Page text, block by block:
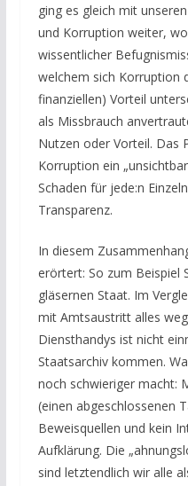
ging es gleich mit
und Korruption weiter,
wissentlicher
welchem sich Korruption
finanziellen) Vorteil
als Missbrauch
Nutzen oder Vorteil. Das
Korruption ein
Schaden für jede:n
Transparenz.
In diesem
erörtert: So zum Beispiel
gläsernen Staat. Im
mit Amtsaustritt alles
Diensthandys ist nicht
Staatsarchiv kommen.
noch schwieriger macht:
(einen abgeschlossenen
Beweisquellen und kein
Aufklärung. Die
sind letztendlich wir alle